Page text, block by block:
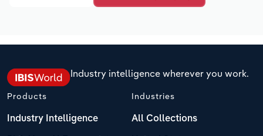
Industry intelligence wherever you work.
Products
Industry Intelligence
Industries
All Collections